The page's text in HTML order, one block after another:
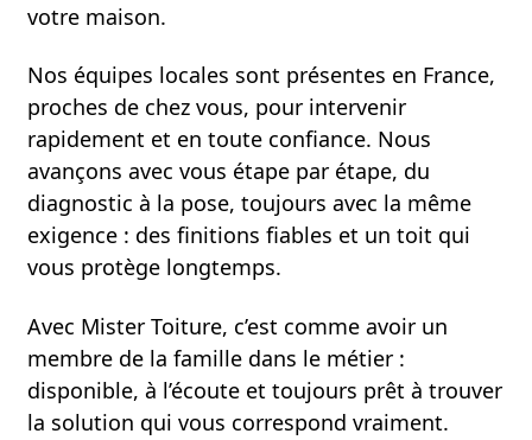
votre maison.
Nos équipes locales sont présentes en France,
proches de chez vous, pour intervenir
rapidement et en toute confiance. Nous
avançons avec vous étape par étape, du
diagnostic à la pose, toujours avec la même
exigence : des finitions fiables et un toit qui
vous protège longtemps.
Avec Mister Toiture, c’est comme avoir un
membre de la famille dans le métier :
disponible, à l’écoute et toujours prêt à trouver
la solution qui vous correspond vraiment.